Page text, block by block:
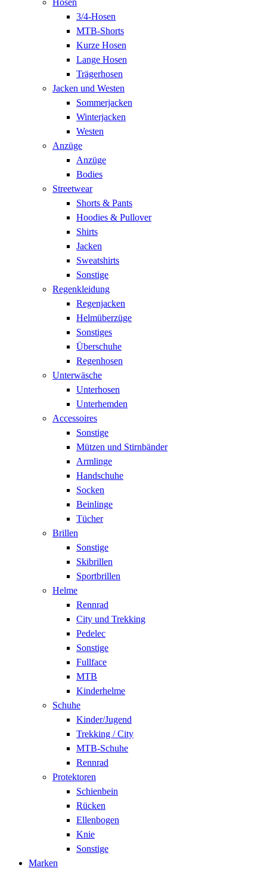
3/4-Hosen
MTB-Shorts
Kurze Hosen
Lange Hosen
Trägerhosen
Jacken und Westen
Sommerjacken
Winterjacken
Westen
Anzüge
Anzüge
Bodies
Streetwear
Shorts & Pants
Hoodies & Pullover
Shirts
Jacken
Sweatshirts
Sonstige
Regenkleidung
Regenjacken
Helmüberzüge
Sonstiges
Überschuhe
Regenhosen
Unterwäsche
Unterhosen
Unterhemden
Accessoires
Sonstige
Mützen und Stirnbänder
Armlinge
Handschuhe
Socken
Beinlinge
Tücher
Brillen
Sonstige
Skibrillen
Sportbrillen
Helme
Rennrad
City und Trekking
Pedelec
Sonstige
Fullface
MTB
Kinderhelme
Schuhe
Kinder/Jugend
Trekking / City
MTB-Schuhe
Rennrad
Protektoren
Schienbein
Rücken
Ellenbogen
Knie
Sonstige
Marken